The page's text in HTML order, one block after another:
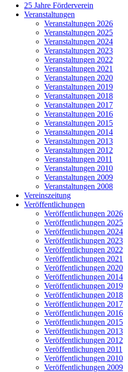
25 Jahre Förderverein
Veranstaltungen
Veranstaltungen 2026
Veranstaltungen 2025
Veranstaltungen 2024
Veranstaltungen 2023
Veranstaltungen 2022
Veranstaltungen 2021
Veranstaltungen 2020
Veranstaltungen 2019
Veranstaltungen 2018
Veranstaltungen 2017
Veranstaltungen 2016
Veranstaltungen 2015
Veranstaltungen 2014
Veranstaltungen 2013
Veranstaltungen 2012
Veranstaltungen 2011
Veranstaltungen 2010
Veranstaltungen 2009
Veranstaltungen 2008
Vereinszeitung
Veröffentlichungen
Veröffentlichungen 2026
Veröffentlichungen 2025
Veröffentlichungen 2024
Veröffentlichungen 2023
Veröffentlichungen 2022
Veröffentlichungen 2021
Veröffentlichungen 2020
Veröffentlichungen 2014
Veröffentlichungen 2019
Veröffentlichungen 2018
Veröffentlichungen 2017
Veröffentlichungen 2016
Veröffentlichungen 2015
Veröffentlichungen 2013
Veröffentlichungen 2012
Veröffentlichungen 2011
Veröffentlichungen 2010
Veröffentlichungen 2009